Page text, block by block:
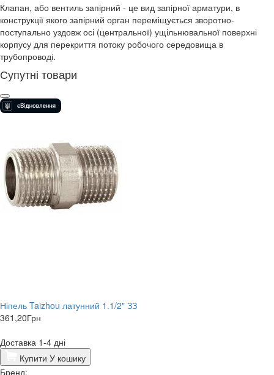
Клапан, або вентиль запірний - це вид запірної арматури, в
конструкції якого запірний орган переміщується зворотно-
поступально уздовж осі (центральної) ущільнювальної поверхні
корпусу для перекриття потоку робочого середовища в
трубопроводі.
Супутні товари
Ніпель Taizhou латунний 1.1/2" ЗЗ
361,20Грн
Доставка 1-4 дні
Купити У кошику
Бренд: